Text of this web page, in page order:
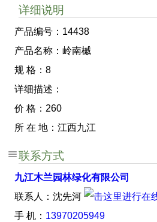
详细说明
产品编号：14438
产品名称：岭南槭
规 格：8
详细描述：
价 格：260
所 在 地：江西九江
联系方式
九江木兰园林绿化有限公司
联系人：沈先河
手 机： 13970205949